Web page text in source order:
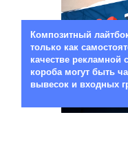
Композитный
только как
качестве рекламной
короба могут быть
вывесок и входных